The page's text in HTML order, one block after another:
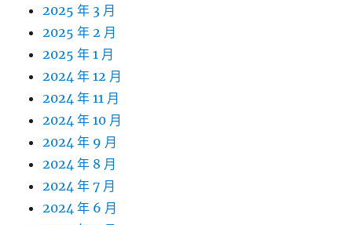
2025 年 3 月
2025 年 2 月
2025 年 1 月
2024 年 12 月
2024 年 11 月
2024 年 10 月
2024 年 9 月
2024 年 8 月
2024 年 7 月
2024 年 6 月